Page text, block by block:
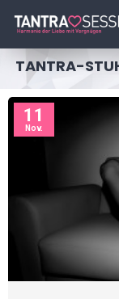
TANTRA-
11
Nov.